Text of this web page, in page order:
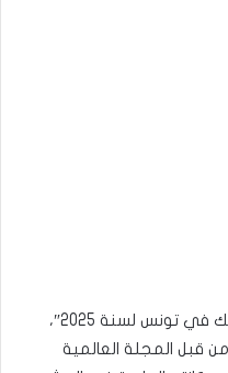
حصل بنك الأمان على لقب “أفضل بنك في تونس لسنة 2025″،
قبل المجلة العالمية